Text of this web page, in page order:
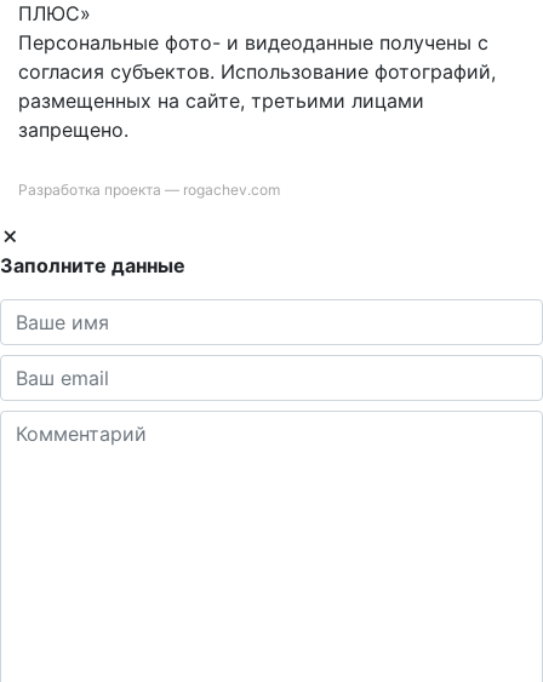
ПЛЮС»
Персональные фото- и видеоданные получены с
согласия субъектов. Использование фотографий,
размещенных на сайте, третьими лицами
запрещено.
Разработка проекта — rogachev.com
Заполните данные